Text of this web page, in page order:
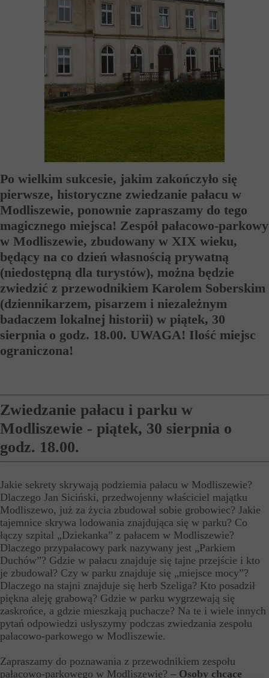
Po wielkim sukcesie, jakim zakończyło się
pierwsze, historyczne zwiedzanie pałacu w
Modliszewie, ponownie zapraszamy do tego
magicznego miejsca! Zespół pałacowo-parkowy
w Modliszewie, zbudowany w XIX wieku,
będący na co dzień własnością prywatną
(niedostępną dla turystów), można będzie
zwiedzić z przewodnikiem Karolem Soberskim
(dziennikarzem, pisarzem i niezależnym
badaczem lokalnej historii) w piątek, 30
sierpnia o godz. 18.00. UWAGA! Ilość miejsc
ograniczona!
Zwiedzanie pałacu i parku w
Modliszewie - piątek, 30 sierpnia o
godz. 18.00.
Jakie sekrety skrywają podziemia pałacu w Modliszewie?
Dlaczego Jan Siciński, przedwojenny właściciel majątku
Modliszewo, już za życia zbudował sobie grobowiec? Jakie
tajemnice skrywa lodowania znajdująca się w parku? Co
łączy szpital „Dziekanka” z pałacem w Modliszewie?
Dlaczego przypałacowy park nazywany jest „Parkiem
Duchów”? Gdzie w pałacu znajduje się tajne przejście i kto
je zbudował? Czy w parku znajduje się „miejsce mocy”?
Dlaczego na stajni znajduje się herb Szeliga? Kto posadził
piękna aleję grabową? Gdzie w parku wygrzewają się
zaskrońce, a gdzie mieszkają puchacze? Na te i wiele innych
pytań odpowiedzi usłyszymy podczas zwiedzania zespołu
pałacowo-parkowego w Modliszewie.
Zapraszamy do poznawania z przewodnikiem zespołu
pałacowo-parkowego w Modliszewie? – Osoby chcące